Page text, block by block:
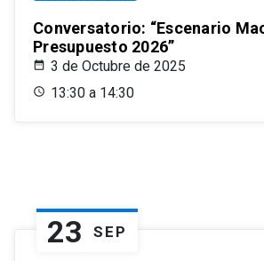
Conversatorio: “Escenario
Presupuesto 2026”
3 de Octubre de 2025
13:30 a 14:30
23 SEP